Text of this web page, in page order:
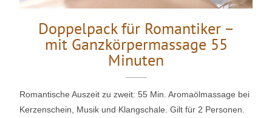
Doppelpack für Romantiker –
mit Ganzkörpermassage 55
Minuten
Romantische Auszeit zu zweit: 55 Min. Aromaölmassage bei
Kerzenschein, Musik und Klangschale. Gilt für 2 Personen.